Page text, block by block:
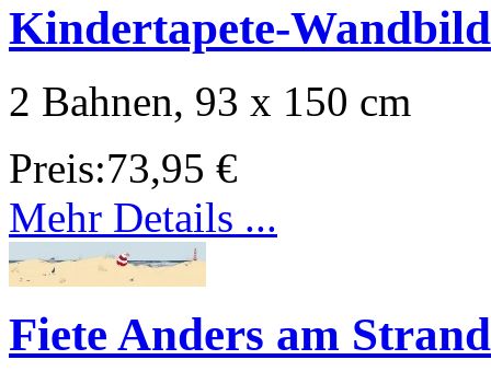
Kindertapete-
2 Bahnen, 93 x 150 cm
Preis:73,95 €
Mehr Details ...
Fiete Anders am